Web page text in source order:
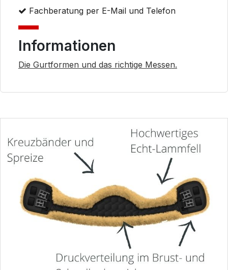
Fachberatung per E-Mail und Telefon
Informationen
Die Gurtformen und das richtige Messen.